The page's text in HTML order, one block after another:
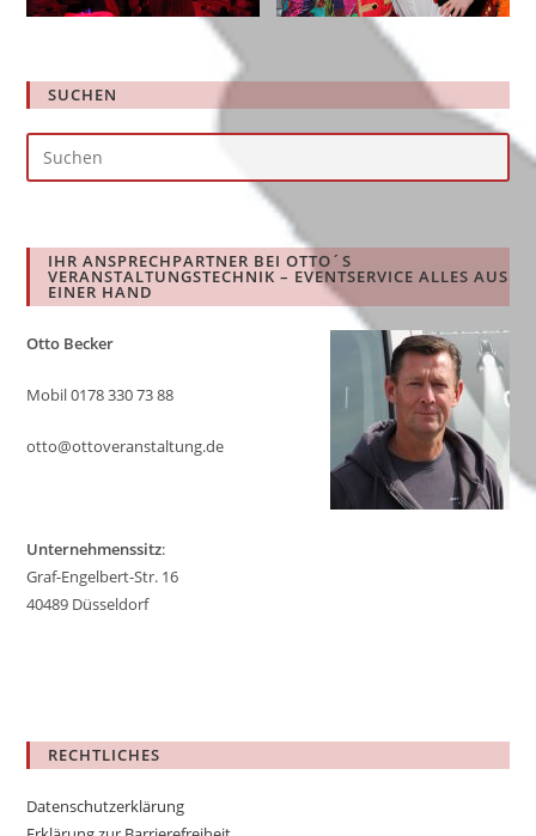
SUCHEN
IHR ANSPRECHPARTNER BEI OTTO´S
VERANSTALTUNGSTECHNIK – EVENTSERVICE ALLES AUS
EINER HAND
Otto Becker
Mobil 0178 330 73 88
otto@ottoveranstaltung.de
Unternehmenssitz:
Graf-Engelbert-Str. 16
40489 Düsseldorf
RECHTLICHES
Datenschutzerklärung